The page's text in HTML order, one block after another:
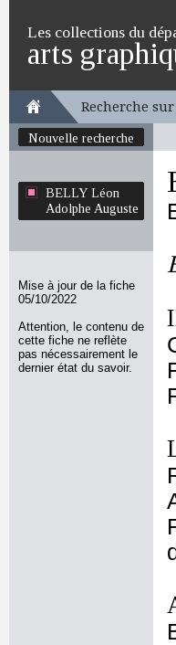
Les collections du
arts
Recherche sur
Nouvelle recherche
BELLY Léon
Adolphe Auguste
Mise à jour de la fiche
05/10/2022
Attention, le contenu de
cette fiche ne reflète
pas nécessairement le
dernier état du savoir.